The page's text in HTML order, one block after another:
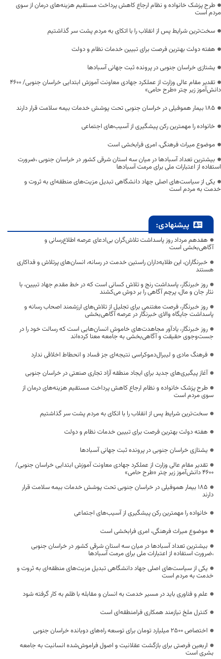
طرح پزشک خانواده و نظام ارجاع کاهش پرداخت مستقیم هزینه‌های درمان از سوی
مردم است
سخت‌ترین شرایط پس از انقلاب را با اتکای به مردم پشت سر گذاشتیم
هفته دولت بهترین فرصت برای تبیین خدمات نظام و دولت
یشتازی خراسان جنوبی در پرونده ثبت جهانی آسبادها
تقدیر مقام عالی وزارت از عملکرد جهادی معاونت آموزش ابتدایی خراسان جنوبی/ ۴۶۰۰
دانش‌آموز زیر چتر «طرح حامی»
۱۸۵ بیمار هموفیلی در خراسان جنوبی تحت پوشش خدمات بیمه سلامت قرار دارند
خانواده را مهمترین رکن پیشگیری از آسیب‌های اجتماعی
موضوع میراث فرهنگی، امری فرابخشی است
بیشترین تعداد آسبادها در میان سه استان شرقی کشور در خراسان جنوبی ،ضرورت
استفاده از اعتبارات ملی برای مرمت آسبادها
یکی از سیاست‌های اصلی جهاد دانشگاهی تبدیل مزیت‌های منطقه‌ای به ثروت و
خدمت به مردم است
پیشنهادی:
هفدهم مرداد روز پاسداشت تلاش‌گران بی‌ادعای عرصه اطلاع‌رسانی و
آگاهی‌بخشی است
خبرنگاران، این طلایه‌داران راستین خدمت در رسانه، انسان‌های پرتلاش و فداکاری
هستند
روز خبرنگار، پاسداشت رنج و تلاش کسانی است که در خط مقدم جهاد تبیین، با
نثار جان و مال، پرچم آگاهی را بر دوش می‌کشند
روز خبرنگار، فرصت مغتنمی برای تجلیل از تلاش‌های ارزشمند اصحاب رسانه و
پاسداشت جایگاه والای خبرنگار در عرصه آگاهی‌بخشی
روز خبرنگار، یادآور مجاهدت‌های خاموش انسان‌هایی است که رسالت خود را در
جست‌وجوی حقیقت و آگاهی‌بخشی به جامعه معنا کرده‌اند
فرهنگ مادی و لیبرال‌دموکراسی نتیجه‌ای جز فساد و انحطاط اخلاقی ندارد
آغاز پیگیری‌های جدید برای ایجاد منطقه آزاد تجاری صنعتی در خراسان جنوبی
طرح پزشک خانواده و نظام ارجاع کاهش پرداخت مستقیم هزینه‌های درمان از
سوی مردم است
سخت‌ترین شرایط پس از انقلاب را با اتکای به مردم پشت سر گذاشتیم
هفته دولت بهترین فرصت برای تبیین خدمات نظام و دولت
یشتازی خراسان جنوبی در پرونده ثبت جهانی آسبادها
تقدیر مقام عالی وزارت از عملکرد جهادی معاونت آموزش ابتدایی خراسان جنوبی/
۴۶۰۰ دانش‌آموز زیر چتر «طرح حامی»
۱۸۵ بیمار هموفیلی در خراسان جنوبی تحت پوشش خدمات بیمه سلامت قرار
دارند
خانواده را مهمترین رکن پیشگیری از آسیب‌های اجتماعی
موضوع میراث فرهنگی، امری فرابخشی است
بیشترین تعداد آسبادها در میان سه استان شرقی کشور در خراسان جنوبی
،ضرورت استفاده از اعتبارات ملی برای مرمت آسبادها
یکی از سیاست‌های اصلی جهاد دانشگاهی تبدیل مزیت‌های منطقه‌ای به ثروت و
خدمت به مردم است
علم و فناوری باید در مسیر خدمت به انسان و مقابله با ظلم به کار گرفته شود
کنترل ملخ نیازمند همکاری فرامنطقه‌ای است
اختصاص 2500 میلیارد تومان برای توسعه راه‌های دوبانده خراسان جنوبی
اربعین فرصتی برای بازگشت عقلانیت و اصول فراموش‌شده انسانیت به جامعه
بشری است